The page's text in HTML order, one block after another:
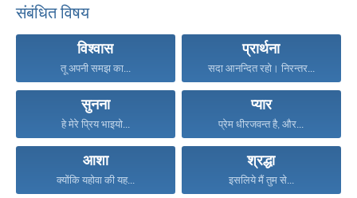
संबंधित विषय
विश्वास
तू अपनी समझ का...
प्रार्थना
सदा आनन्दित रहो। निरन्तर...
सुनना
हे मेरे प्रिय भाइयो...
प्यार
प्रेम धीरजवन्त है, और...
आशा
क्योंकि यहोवा की यह...
श्रद्धा
इसलिये मैं तुम से...